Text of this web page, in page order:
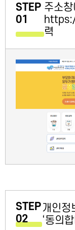
STEP
01
주소창
력
STEP
02
개인정
‘동의